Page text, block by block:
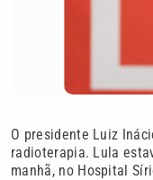
O presidente Luiz
radioterapia. Lula
manhã, no Hospital